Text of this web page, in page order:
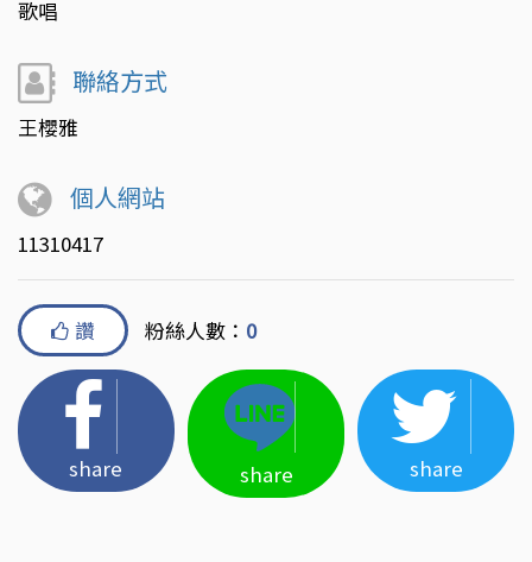
歌唱
聯絡方式
王櫻雅
個人網站
11310417
讚 粉絲人數： 0
share share share